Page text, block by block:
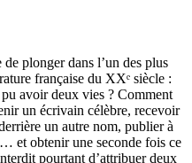
plonger dans l’un des plus
française du XXᵉ siècle :
avoir deux vies ? Comment
un écrivain célèbre, recevoir
un autre nom, publier à
et obtenir une seconde fois ce
pourtant d’attribuer deux